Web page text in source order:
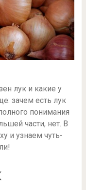
лук и какие у
зачем есть лук
понимания
части, нет. В
и узнаем чуть-